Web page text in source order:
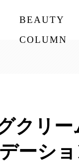
BEAUTY
COLUMN
クリー
ーシ